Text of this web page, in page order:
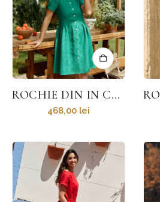
ROCHIE DIN IN CU NASTURI HARMONY
468,00 lei